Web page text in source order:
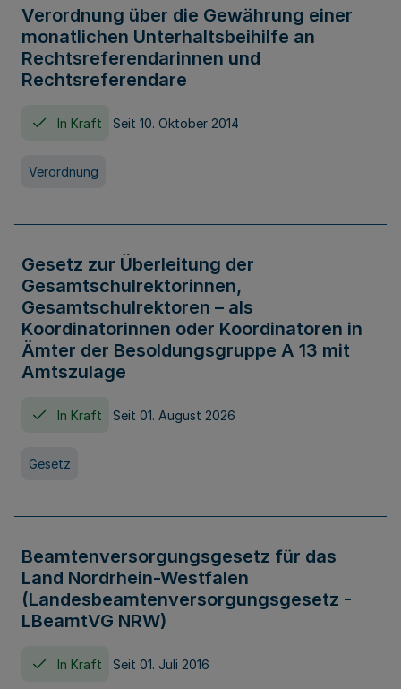
Verordnung über die Gewährung einer
monatlichen Unterhaltsbeihilfe an
Rechtsreferendarinnen und
Rechtsreferendare
In Kraft Seit 10. Oktober 2014
Verordnung
Gesetz zur Überleitung der
Gesamtschulrektorinnen,
Gesamtschulrektoren – als
Koordinatorinnen oder Koordinatoren in
Ämter der Besoldungsgruppe A 13 mit
Amtszulage
In Kraft Seit 01. August 2026
Gesetz
Beamtenversorgungsgesetz für das
Land Nordrhein-Westfalen
(Landesbeamtenversorgungsgesetz -
LBeamtVG NRW)
In Kraft Seit 01. Juli 2016